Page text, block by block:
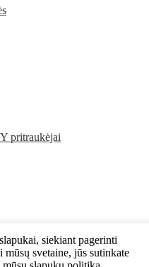
pritraukėjai
siekiant pagerinti
svetaine, jūs sutinkate